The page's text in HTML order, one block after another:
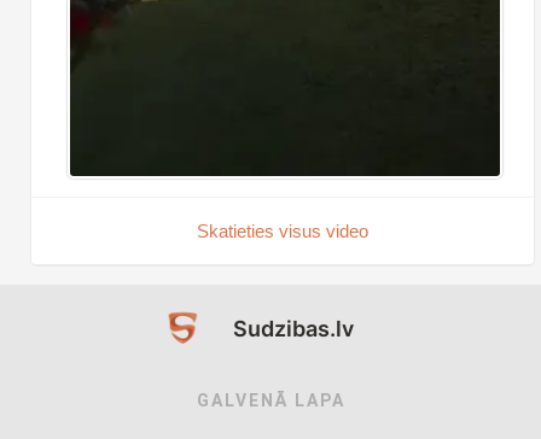
Skatieties visus video
Sudzibas.lv
GALVENĀ LAPA